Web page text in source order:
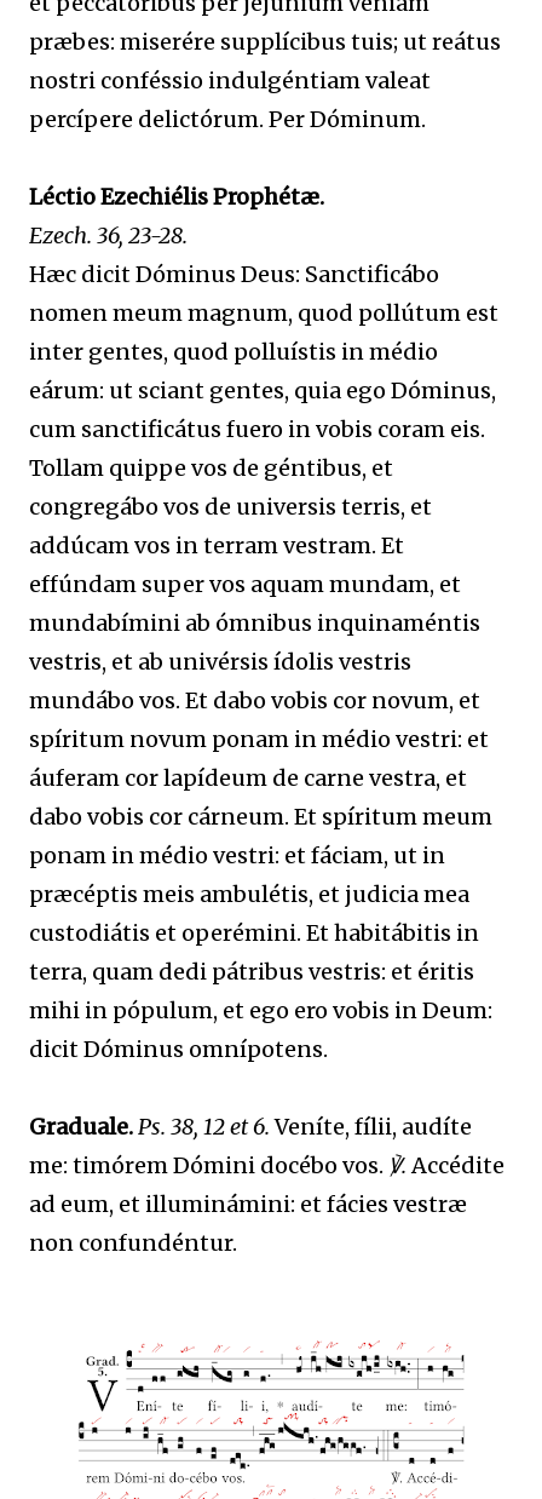
præbes: miserére supplícibus tuis; ut reátus
nostri conféssio indulgéntiam valeat
percípere delictórum. Per Dóminum.
Léctio Ezechiélis Prophétæ.
Ezech. 36, 23-28.
Hæc dicit Dóminus Deus: Sanctificábo
nomen meum magnum, quod pollútum est
inter gentes, quod polluístis in médio
eárum: ut sciant gentes, quia ego Dóminus,
cum sanctificátus fuero in vobis coram eis.
Tollam quippe vos de géntibus, et
congregábo vos de universis terris, et
addúcam vos in terram vestram. Et
effúndam super vos aquam mundam, et
mundabímini ab ómnibus inquinaméntis
vestris, et ab univérsis ídolis vestris
mundábo vos. Et dabo vobis cor novum, et
spíritum novum ponam in médio vestri: et
áuferam cor lapídeum de carne vestra, et
dabo vobis cor cárneum. Et spíritum meum
ponam in médio vestri: et fáciam, ut in
præcéptis meis ambulétis, et judicia mea
custodiátis et operémini. Et habitábitis in
terra, quam dedi pátribus vestris: et éritis
mihi in pópulum, et ego ero vobis in Deum:
dicit Dóminus omnípotens.
Graduale.Ps. 38, 12 et 6.Veníte, fílii, audíte
me: timórem Dómini docébo vos. ℣.Accédite
ad eum, et illuminámini: et fácies vestræ
non confundéntur.